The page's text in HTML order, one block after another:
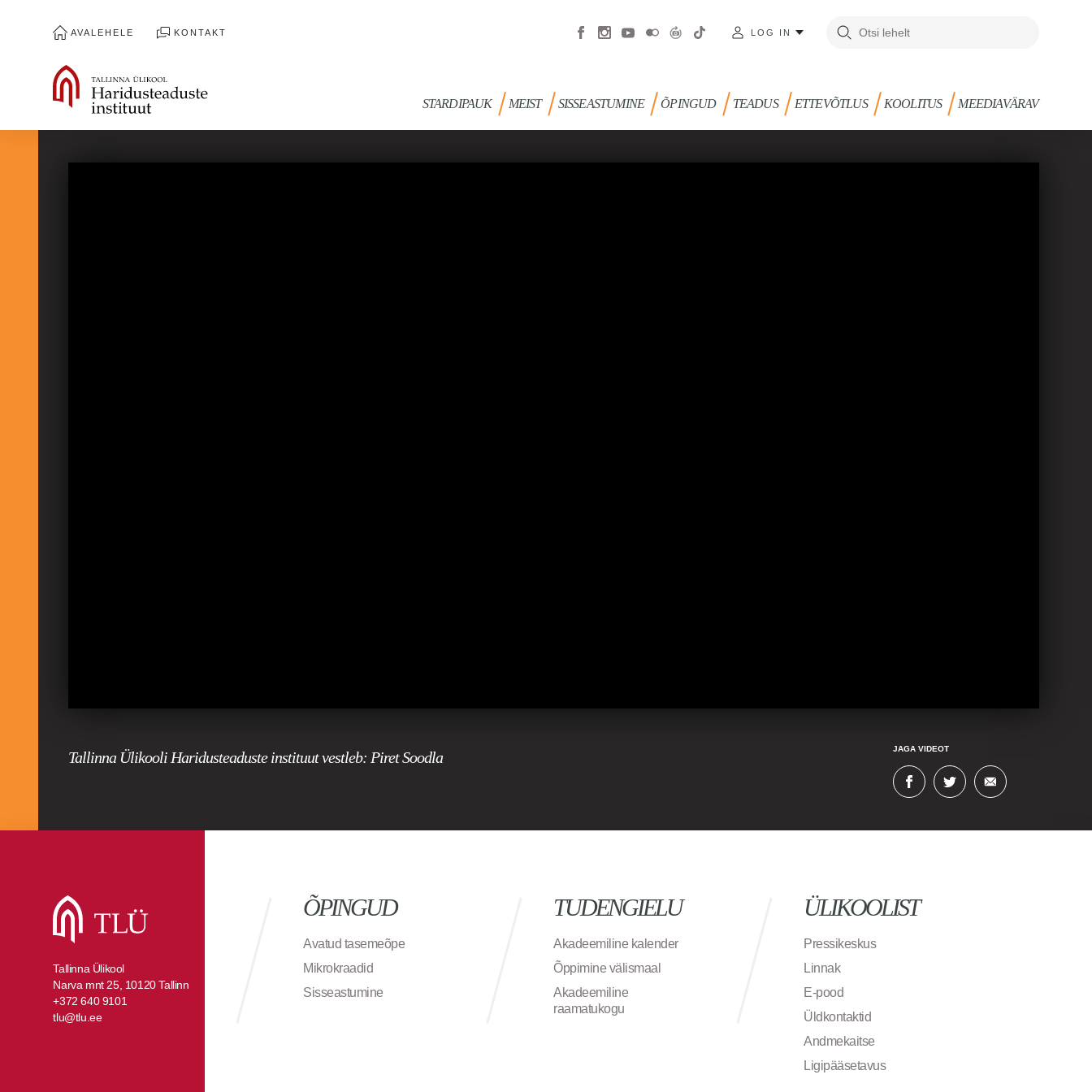
AVALEHELE KONTAKT LOG IN
STARDIPAUK MEIST SISSEASTUMINE ÕPINGUD TEADUS ETTEVÕTLUS KOOLITUS MEEDIAVÄRAV
Tallinna Ülikooli Haridusteaduste instituut vestleb: Piret Soodla JAGA VIDEOT
Tallinna Ülikool
Narva mnt 25, 10120 Tallinn
+372 640 9101
tlu@tlu.ee
ÕPINGUD
Avatud tasemeõpe
Mikrokraadid
Sisseastumine
TUDENGIELU
Akadeemiline kalender
Õppimine välismaal
Akadeemiline
raamatukogu
ÜLIKOOLIST
Pressikeskus
Linnak
E-pood
Üldkontaktid
Andmekaitse
Ligipääsetavus